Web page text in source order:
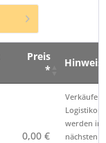
Preis
*
Hinweis
0,00 €
Verkäufer
werden im
nächsten